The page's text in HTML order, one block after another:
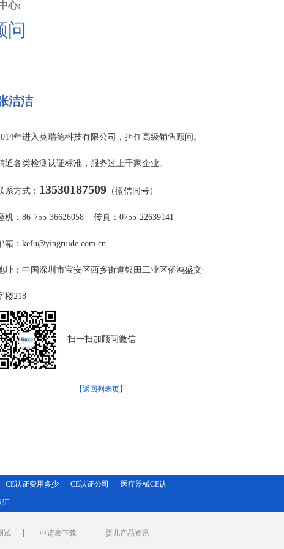
心:
问
洁洁
年进入英瑞德科技有限公司，担任高级销售顾问。
通各类检测认证标准，服务过上千家企业。
系方式： 13530187509 （微信同号）
机：86-755-36626058 传真：0755-22639141
箱：kefu@yingruide.com.cn
址：中国深圳市宝安区西乡街道银田工业区侨鸿盛文化创意园A栋写
楼218
扫一扫加顾问微信
【返回列表页】
CE认证费用多少 CE认证公司 医疗器械CE认
证
试 申请表下载 婴儿产品资讯